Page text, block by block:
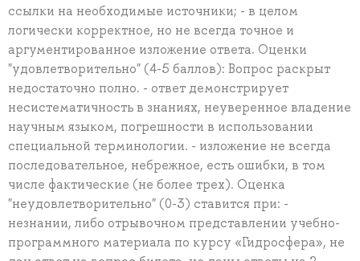
ссылки на необходимые источники; - в целом
логически корректное, но не всегда точное и
аргументированное изложение ответа. Оценки
"удовлетворительно" (4-5 баллов): Вопрос раскрыт
недостаточно полно. - ответ демонстрирует
несистематичность в знаниях, неуверенное владение
научным языком, погрешности в использовании
специальной терминологии. - изложение не всегда
последовательное, небрежное, есть ошибки, в том
числе фактические (не более трех). Оценка
"неудовлетворительно" (0-3) ставится при: -
незнании, либо отрывочном представлении учебно-
программного материала по курсу «Гидросфера», не